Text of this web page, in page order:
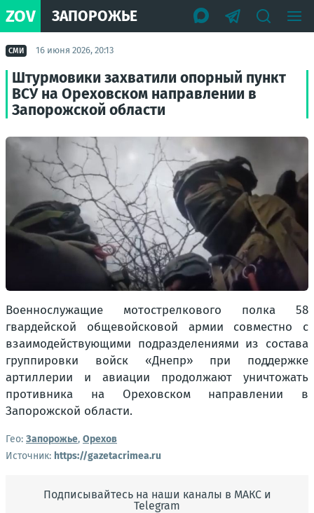
ZOV ЗАПОРОЖЬЕ
СМИ 16 июня 2026, 20:13
Штурмовики захватили опорный пункт
ВСУ на Ореховском направлении в
Запорожской области
Военнослужащие мотострелкового полка 58
гвардейской общевойсковой армии совместно с
взаимодействующими подразделениями из состава
группировки войск «Днепр» при поддержке
артиллерии и авиации продолжают уничтожать
противника на Ореховском направлении в
Запорожской области.
Гео: Запорожье, Орехов
Источник: https://gazetacrimea.ru
Подписывайтесь на наши каналы в МАКС и
Telegram